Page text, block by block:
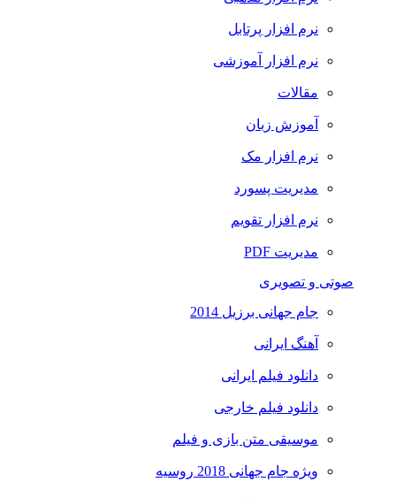
نرم افزار پرتابل
نرم افزار آموزشی
مقالات
آموزش زبان
نرم افزار مک
مدیریت پسورد
نرم افزار تقویم
مدیریت PDF
صوتی و تصویری
جام جهانی برزیل 2014
آهنگ ایرانی
دانلود فیلم ایرانی
دانلود فیلم خارجی
موسیقی متن بازی و فیلم
ویژه جام جهانی 2018 روسیه